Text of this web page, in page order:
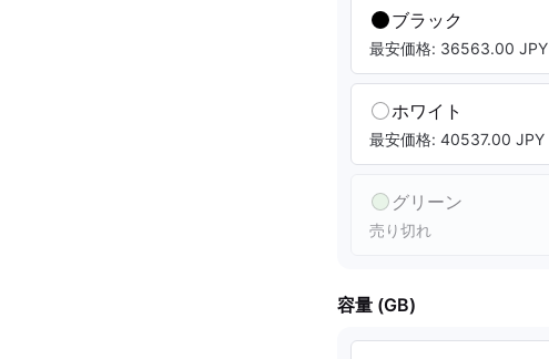
ブラック
最安価格: 36563.00 JPY
ホワイト
最安価格: 40537.00 JPY
グリーン
売り切れ
容量 (GB)